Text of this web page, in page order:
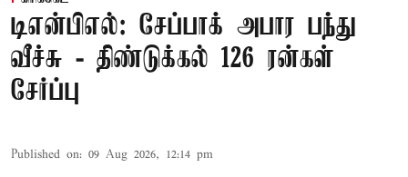
டிஎன்பிஎல்: சேப்பாக் அபார பந்து
வீச்சு - திண்டுக்கல் 126 ரன்கள்
சேர்ப்பு
Published on: 09 Aug 2026, 12:14 pm